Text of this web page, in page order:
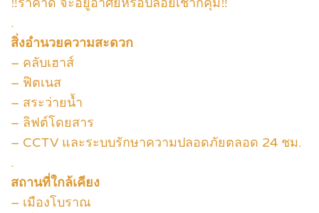
.
สิ่งอำนวยความสะดวก
– คลับเฮาส์
– ฟิตเนส
– สระว่ายน้ำ
– ลิฟต์โดยสาร
– CCTV และระบบรักษาความปลอดภัยตลอด 24 ชม.
.
สถานที่ใกล้เคียง
– เมืองโบราณ